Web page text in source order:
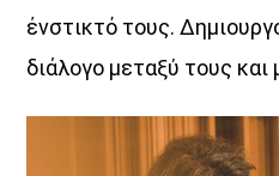
ένστικτό τους.
διάλογο μεταξύ τους